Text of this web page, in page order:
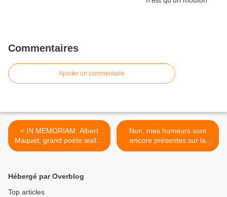
Commentaires
Ajouter un commentaire
< IN MEMORIAM: Albert
Maquet, grand poète wallon
nous a quittés
Non, mes humeurs sont
encore présentes sur la
toile >
Hébergé par Overblog
Top articles